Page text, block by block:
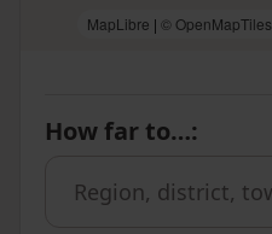
MapLibre | © OpenMapTiles
How far to…: